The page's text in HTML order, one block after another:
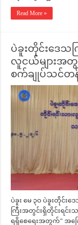
Read More »
ပဲခူးတိုင်းဒေသ
လူငယ်များအ
စက်ချုပ်သင်တန်
ပဲခူး မေ ၃ဝ ပဲခူးတိုင်း
ကြီးအတွင်းရှိတိုင်းရင်း
ရရှိစေရေးအတွက်” အခ